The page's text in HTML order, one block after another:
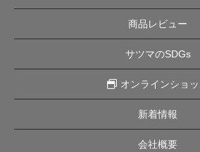
商品レビュー
サツマのSDGs
オンラインショ
新着情報
会社概要